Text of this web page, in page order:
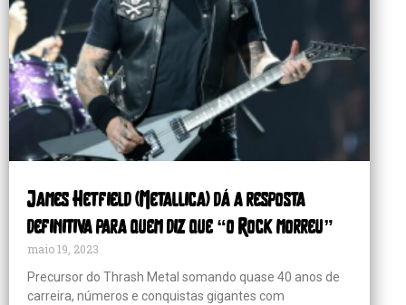
James Hetfield (Metallica) dá a resposta
definitiva para quem diz que “o Rock morreu”
maio 19, 2023
Precursor do Thrash Metal somando quase 40 anos de
carreira, números e conquistas gigantes com